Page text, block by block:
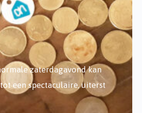
zaterdagavond kan
een spectaculaire, uiterst